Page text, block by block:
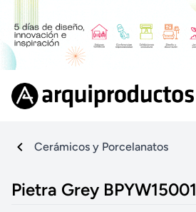
Cerámicos y Porcelanatos
Pietra Grey BPYW15001